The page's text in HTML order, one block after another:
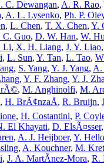
C. Dewangan, A. R. Rao,
, A. L. Lysenko, Ph. P.
, L. Chen, T. X. Chen, Y.
C. Guo, D. W. Han, W. Hu
Li, X. H. Liang, J. Y. Liao,
, L. Sun, Y. Tan, L. Tao,
, S. Yang, Y. J. Yang, A.
, Y. F. Zhang, Y. J.
, M. Anghinolfi, M.
, H. BrÃ¢nzaÅ, R. Bruijn,
, H. Costantini, P.
El Khayati, D. ElsÃ¤sser,
, A. J. Heijboer, Y. Hello
, A. Kouchner, M.
, J. A. MartÃ­nez-Mora, R.